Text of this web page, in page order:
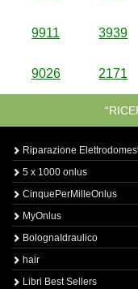
9911 3939
9026 2171
Riparazione
5 x 1000 onlus
CinquePerMilleOnlus
MyOnlus
BolognaIdraulico
hair
Libri Best Sellers